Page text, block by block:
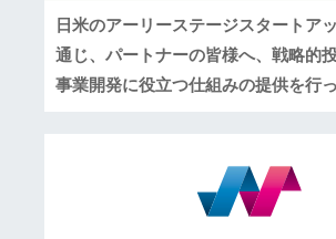
日米のアーリーステージスタートア
通じ、パートナーの皆様へ、戦略的
事業開発に役立つ仕組みの提供を行っ